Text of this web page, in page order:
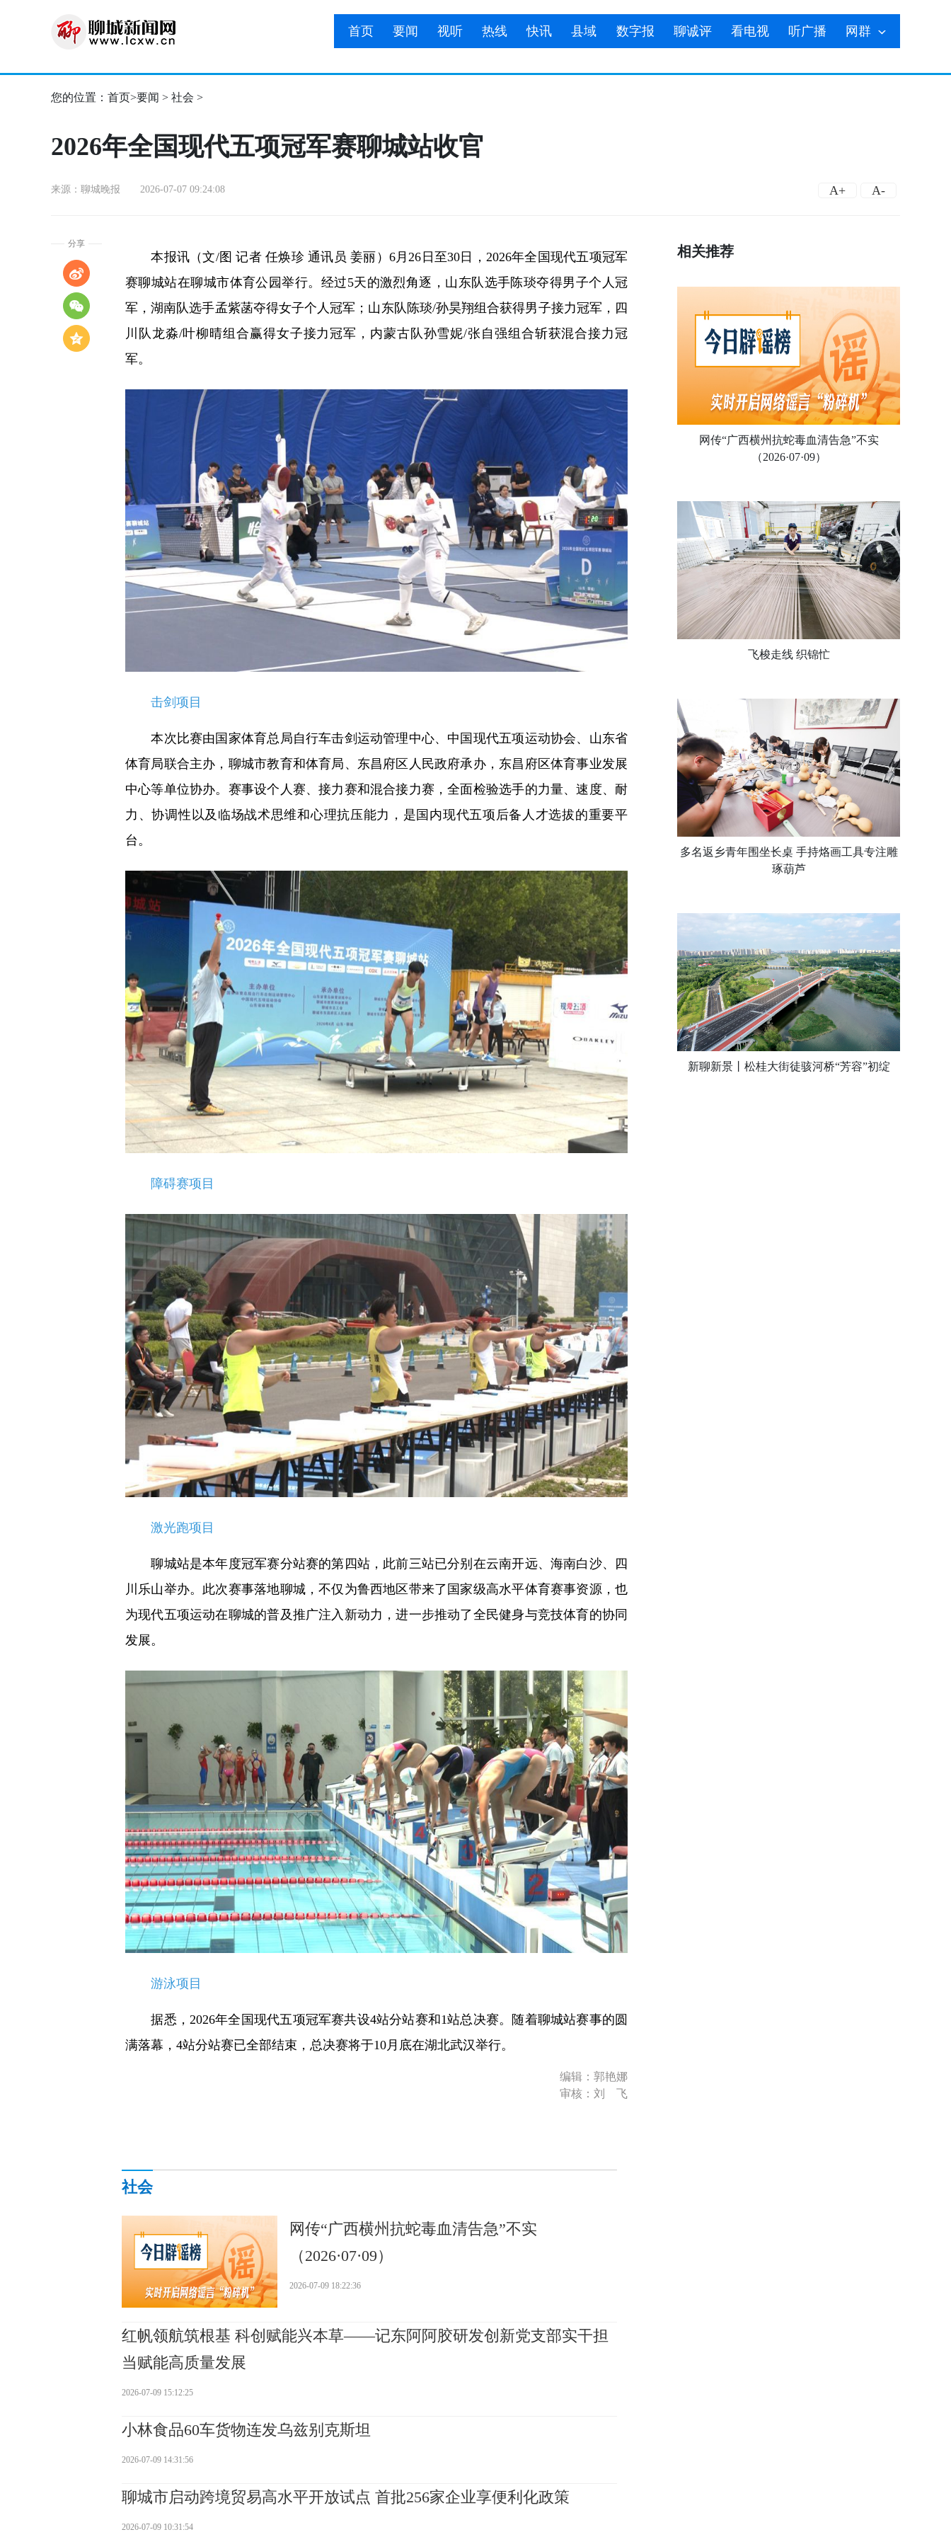
首页 要闻 视听 热线 快讯 县域 数字报 聊诚评 看电视 听广播 网群
您的位置： 首页>要闻 > 社会 >
2026年全国现代五项冠军赛聊城站收官
来源：聊城晚报 2026-07-07 09:24:08 A+ A-
分享
本报讯（文/图 记者 任焕珍 通讯员 姜丽）6月26日至30日，2026年全国现代五项冠军
赛聊城站在聊城市体育公园举行。经过5天的激烈角逐，山东队选手陈琰夺得男子个人冠
军，湖南队选手孟紫菡夺得女子个人冠军；山东队陈琰/孙昊翔组合获得男子接力冠军，四
川队龙淼/叶柳晴组合赢得女子接力冠军，内蒙古队孙雪妮/张自强组合斩获混合接力冠
军。
击剑项目
本次比赛由国家体育总局自行车击剑运动管理中心、中国现代五项运动协会、山东省
体育局联合主办，聊城市教育和体育局、东昌府区人民政府承办，东昌府区体育事业发展
中心等单位协办。赛事设个人赛、接力赛和混合接力赛，全面检验选手的力量、速度、耐
力、协调性以及临场战术思维和心理抗压能力，是国内现代五项后备人才选拔的重要平
台。
障碍赛项目
激光跑项目
聊城站是本年度冠军赛分站赛的第四站，此前三站已分别在云南开远、海南白沙、四
川乐山举办。此次赛事落地聊城，不仅为鲁西地区带来了国家级高水平体育赛事资源，也
为现代五项运动在聊城的普及推广注入新动力，进一步推动了全民健身与竞技体育的协同
发展。
游泳项目
据悉，2026年全国现代五项冠军赛共设4站分站赛和1站总决赛。随着聊城站赛事的圆
满落幕，4站分站赛已全部结束，总决赛将于10月底在湖北武汉举行。
编辑：郭艳娜
审核：刘 飞
相关推荐
网传“广西横州抗蛇毒血清告急”不实
（2026·07·09）
飞梭走线 织锦忙
多名返乡青年围坐长桌 手持烙画工具专注雕
琢葫芦
新聊新景丨松桂大街徒骇河桥“芳容”初绽
社会
网传“广西横州抗蛇毒血清告急”不实
（2026·07·09）
2026-07-09 18:22:36
红帆领航筑根基 科创赋能兴本草——记东阿阿胶研发创新党支部实干担
当赋能高质量发展
2026-07-09 15:12:25
小林食品60车货物连发乌兹别克斯坦
2026-07-09 14:31:56
聊城市启动跨境贸易高水平开放试点 首批256家企业享便利化政策
2026-07-09 10:31:54